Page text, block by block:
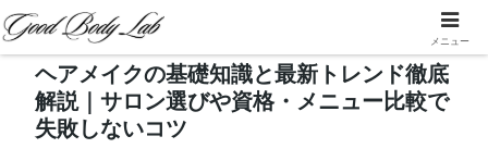
ヘアメイクの基礎知識と最新トレンド徹底
解説｜サロン選びや資格・メニュー比較で
失敗しないコツ
メニュー